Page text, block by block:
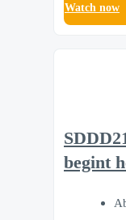
Watch now
begint